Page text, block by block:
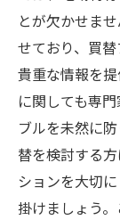
とが欠かせま
せており、買
貴重な情報を
に関しても専
ブルを未然に
替を検討する
ションを大切
掛けましょう